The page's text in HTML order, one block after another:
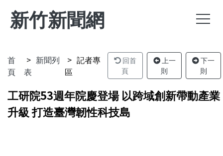
新竹新聞網
首
頁
新聞列
表
記者專
區
回首
頁
上一
則
下一
則
工研院53週年院慶登場 以跨域創新帶動產業
升級 打造臺灣韌性科技島